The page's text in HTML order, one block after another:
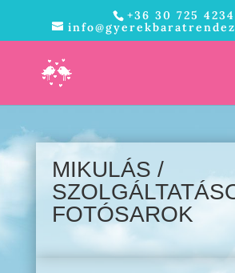
+36 30 725 4234
MIKULÁS /
FOTÓSAROK